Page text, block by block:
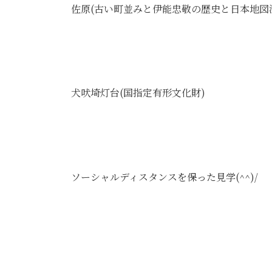
佐原(古い町並みと伊能忠敬の歴史と日本地
犬吠埼灯台(国指定有形文化財)
ソーシャルディスタンスを保った見学(^^)/